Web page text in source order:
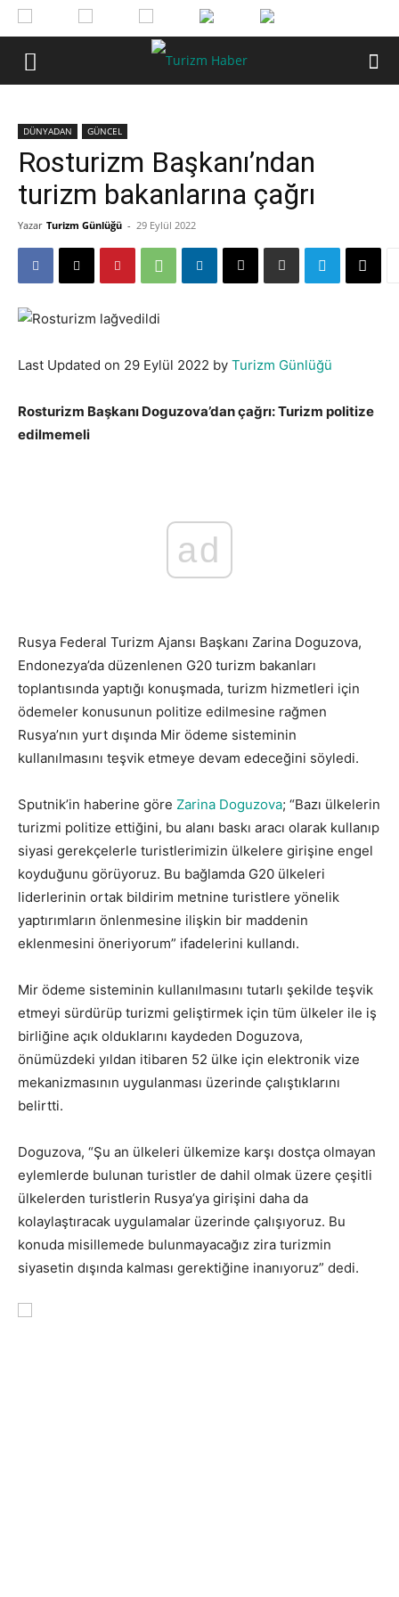
DÜNYADAN GÜNCEL
Rosturizm Başkanı’ndan
turizm bakanlarına çağrı
Yazar Turizm Günlüğü - 29 Eylül 2022
Last Updated on 29 Eylül 2022 by Turizm Günlüğü
Rosturizm Başkanı Doguzova’dan çağrı: Turizm politize
edilmemeli
ad
Rusya Federal Turizm Ajansı Başkanı Zarina Doguzova,
Endonezya’da düzenlenen G20 turizm bakanları
toplantısında yaptığı konuşmada, turizm hizmetleri için
ödemeler konusunun politize edilmesine rağmen
Rusya’nın yurt dışında Mir ödeme sisteminin
kullanılmasını teşvik etmeye devam edeceğini söyledi.
Sputnik’in haberine göre Zarina Doguzova; “Bazı ülkelerin
turizmi politize ettiğini, bu alanı baskı aracı olarak kullanıp
siyasi gerekçelerle turistlerimizin ülkelere girişine engel
koyduğunu görüyoruz. Bu bağlamda G20 ülkeleri
liderlerinin ortak bildirim metnine turistlere yönelik
yaptırımların önlenmesine ilişkin bir maddenin
eklenmesini öneriyorum” ifadelerini kullandı.
Mir ödeme sisteminin kullanılmasını tutarlı şekilde teşvik
etmeyi sürdürüp turizmi geliştirmek için tüm ülkeler ile iş
birliğine açık olduklarını kaydeden Doguzova,
önümüzdeki yıldan itibaren 52 ülke için elektronik vize
mekanizmasının uygulanması üzerinde çalıştıklarını
belirtti.
Doguzova, “Şu an ülkeleri ülkemize karşı dostça olmayan
eylemlerde bulunan turistler de dahil olmak üzere çeşitli
ülkelerden turistlerin Rusya’ya girişini daha da
kolaylaştıracak uygulamalar üzerinde çalışıyoruz. Bu
konuda misillemede bulunmayacağız zira turizmin
siyasetin dışında kalması gerektiğine inanıyoruz” dedi.